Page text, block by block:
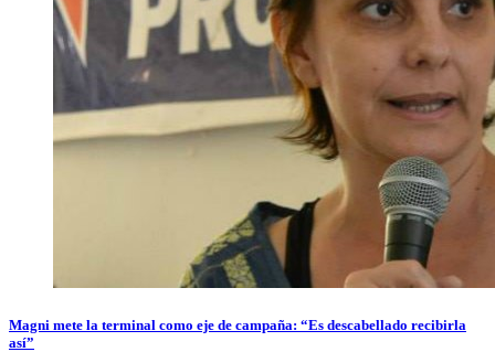
Magni mete la terminal como eje de campaña: “Es descabellado recibirla
así”